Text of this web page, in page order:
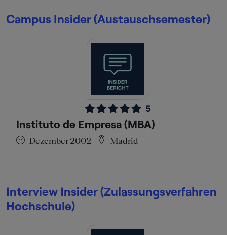
Campus Insider (Austauschsemester)
5
Instituto de Empresa (MBA)
Dezember 2002 Madrid
Interview Insider (Zulassungsverfahren
Hochschule)